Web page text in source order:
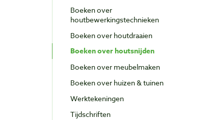
Boeken over
houtbewerkingstechnieken
Boeken over houtdraaien
Boeken over houtsnijden
Boeken over meubelmaken
Boeken over huizen & tuinen
Werktekeningen
Tijdschriften